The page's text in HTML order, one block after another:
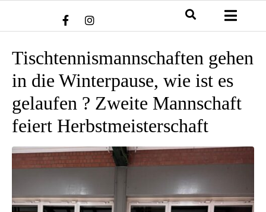
Tischtennismannschaften gehen
in die Winterpause, wie ist es
gelaufen ? Zweite Mannschaft
feiert Herbstmeisterschaft